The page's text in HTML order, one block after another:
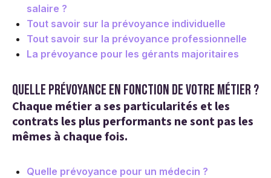
salaire ?
Tout savoir sur la prévoyance individuelle
Tout savoir sur la prévoyance professionnelle
La prévoyance pour les gérants majoritaires
Quelle prévoyance en fonction de votre métier ?
Chaque métier a ses particularités et les
contrats les plus performants ne sont pas les
mêmes à chaque fois.
Quelle prévoyance pour un médecin ?